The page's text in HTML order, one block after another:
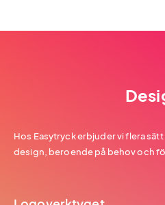
Hos Easytryck erbjuder vi flera
design, beroende på behov och